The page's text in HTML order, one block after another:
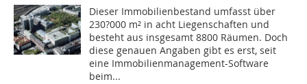
Dieser Immobilienbestand umfasst über
230?000 m² in acht Liegenschaften und
besteht aus insgesamt 8800 Räumen. Doch
diese genauen Angaben gibt es erst, seit
eine Immobilienmanagement-Software
beim...